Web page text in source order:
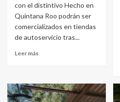
con el distintivo Hecho en
Quintana Roo podrán ser
comercializados en tiendas
de autoservicio tras...
Leer más